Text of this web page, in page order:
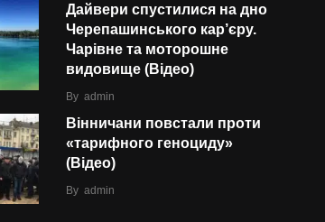
Дайвери спустилися на дно
Черепашинського кар’єру.
Чарівне та моторошне
видовище (Відео)
By admin
Вінничани повстали проти
«тарифного геноциду»
(Відео)
By admin